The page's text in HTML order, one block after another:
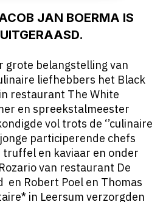
JAN BOERMA IS
grote belangstelling van
liefhebbers het Black
restaurant The White
en spreekstalmeester
vol trots de ‘’culinaire
participerende chefs
truffel en kaviaar en onder
van restaurant De
en Robert Poel en Thomas
in Leersum verzorgden